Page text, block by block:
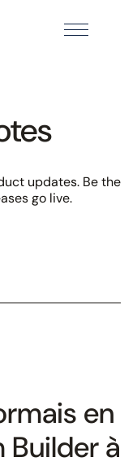
updates. Be the
go live.
en
Builder à